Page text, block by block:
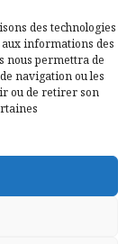
des technologies
aux informations des
nous permettra de
navigation ou les
ou de retirer son